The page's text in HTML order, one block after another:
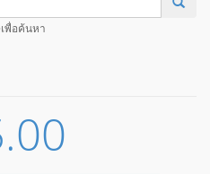
พื่อค้นหา